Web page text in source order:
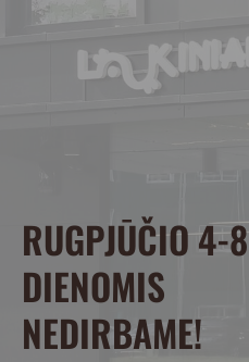
RUGPJŪČIO 4-8
DIENOMIS
NEDIRBAME!